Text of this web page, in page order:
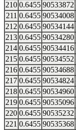
210 0.6455 90533872
211 0.6455 90534008
212 0.6455 90534144
213 0.6455 90534280
214 0.6455 90534416
215 0.6455 90534552
216 0.6455 90534688
217 0.6455 90534824
218 0.6455 90534960
219 0.6455 90535096
220 0.6455 90535232
221 0.6455 90535368